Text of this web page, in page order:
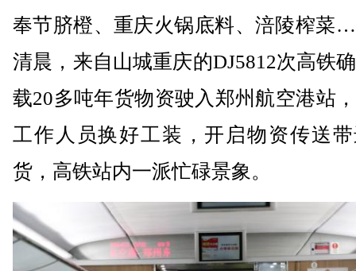
奉节脐橙、重庆火锅底料、涪陵榨菜
清晨，来自山城重庆的DJ5812次高铁
载20多吨年货物资驶入郑州航空港站
工作人员换好工装，开启物资传送
货，高铁站内一派忙碌景象。